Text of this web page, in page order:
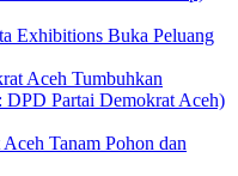
Exhibitions Buka Peluang
Tanam Pohon dan